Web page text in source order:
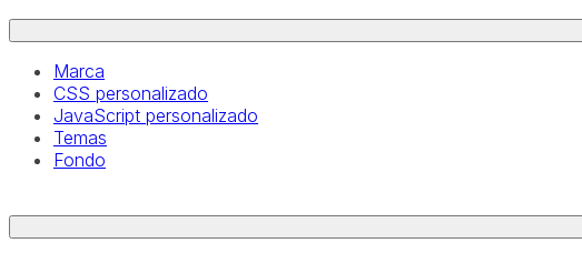
Marca
CSS personalizado
JavaScript personalizado
Temas
Fondo